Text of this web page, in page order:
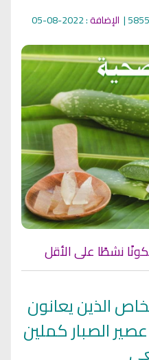
الإضافة: 2022-08-05
الذين يعانون
الصبار كملين